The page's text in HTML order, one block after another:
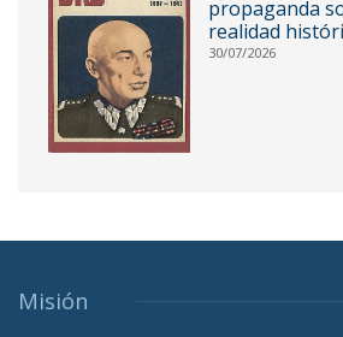
propaganda
realidad
30/07/2026
Misión